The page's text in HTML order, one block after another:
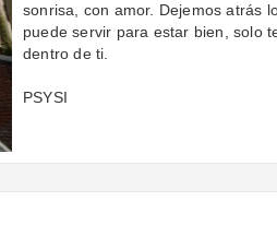
sonrisa, con amor. Dejemos atrás
puede servir para estar bien, solo
dentro de ti.
PSYSI